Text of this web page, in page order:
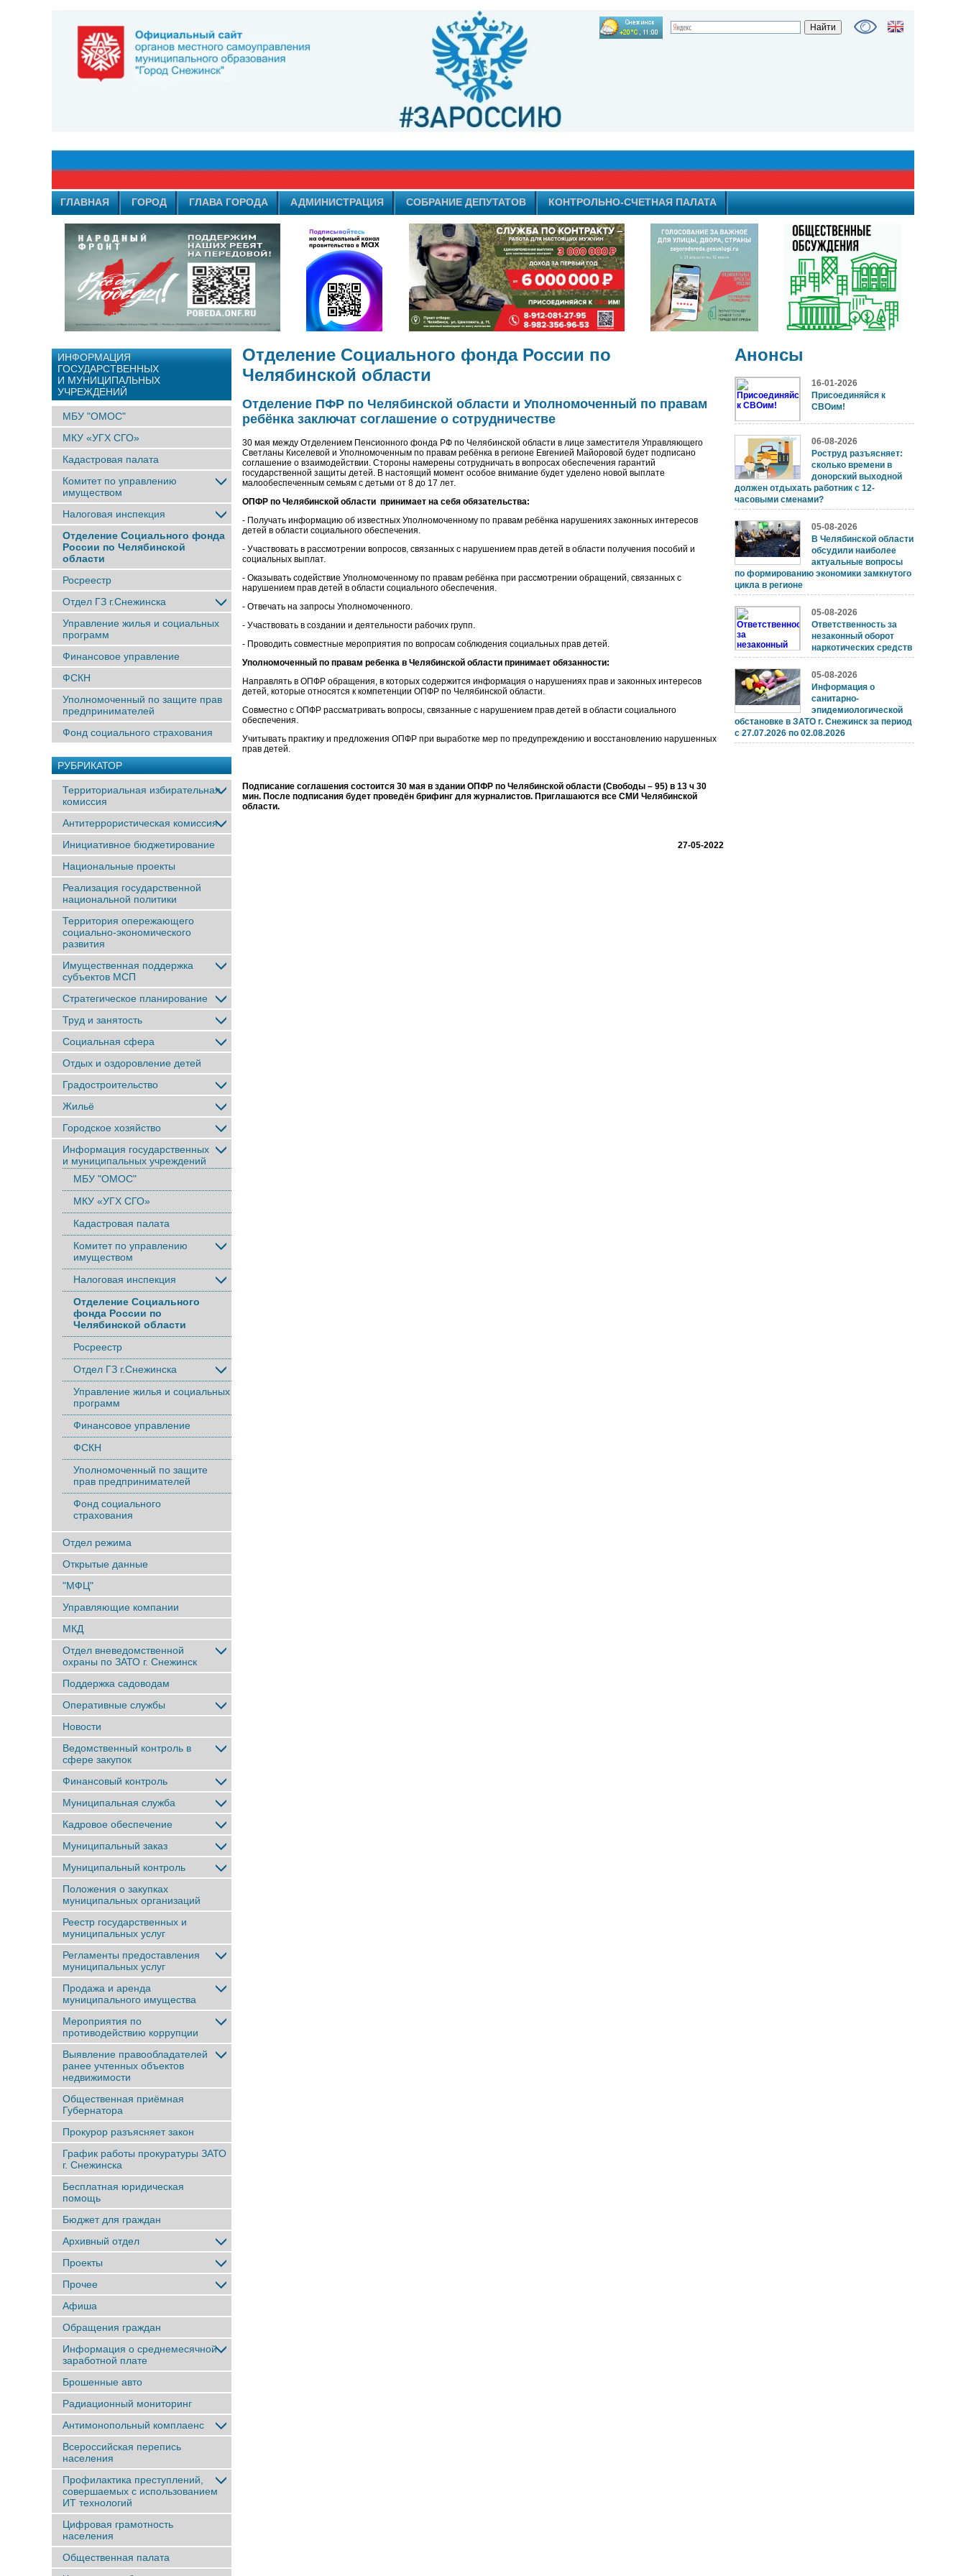
ГЛАВНАЯ ГОРОД ГЛАВА ГОРОДА АДМИНИСТРАЦИЯ СОБРАНИЕ ДЕПУТАТОВ КОНТРОЛЬНО-СЧЕТНАЯ ПАЛАТА
ИНФОРМАЦИЯ
ГОСУДАРСТВЕННЫХ
И МУНИЦИПАЛЬНЫХ
УЧРЕЖДЕНИЙ
МБУ "ОМОС"
МКУ «УГХ СГО»
Кадастровая палата
Комитет по управлению
имуществом
Налоговая инспекция
Отделение Социального фонда
России по Челябинской
области
Росреестр
Отдел ГЗ г.Снежинска
Управление жилья и социальных
программ
Финансовое управление
ФСКН
Уполномоченный по защите прав
предпринимателей
Фонд социального страхования
РУБРИКАТОР
Территориальная избирательная
комиссия
Антитеррористическая комиссия
Инициативное бюджетирование
Национальные проекты
Реализация государственной
национальной политики
Территория опережающего
социально-экономического
развития
Имущественная поддержка
субъектов МСП
Стратегическое планирование
Труд и занятость
Социальная сфера
Отдых и оздоровление детей
Градостроительство
Жильё
Городское хозяйство
Информация государственных
и муниципальных учреждений
МБУ "ОМОС"
МКУ «УГХ СГО»
Кадастровая палата
Комитет по управлению
имуществом
Налоговая инспекция
Отделение Социального
фонда России по
Челябинской области
Росреестр
Отдел ГЗ г.Снежинска
Управление жилья и социальных
программ
Финансовое управление
ФСКН
Уполномоченный по защите
прав предпринимателей
Фонд социального
страхования
Отдел режима
Открытые данные
"МФЦ"
Управляющие компании
МКД
Отдел вневедомственной
охраны по ЗАТО г. Снежинск
Поддержка садоводам
Оперативные службы
Новости
Ведомственный контроль в
сфере закупок
Финансовый контроль
Муниципальная служба
Кадровое обеспечение
Муниципальный заказ
Муниципальный контроль
Положения о закупках
муниципальных организаций
Реестр государственных и
муниципальных услуг
Регламенты предоставления
муниципальных услуг
Продажа и аренда
муниципального имущества
Мероприятия по
противодействию коррупции
Выявление правообладателей
ранее учтенныx объектов
недвижимости
Общественная приёмная
Губернатора
Прокурор разъясняет закон
График работы прокуратуры ЗАТО
г. Снежинска
Бесплатная юридическая
помощь
Бюджет для граждан
Архивный отдел
Проекты
Прочее
Афиша
Обращения граждан
Информация о среднемесячной
заработной плате
Брошенные авто
Радиационный мониторинг
Антимонопольный комплаенс
Всероссийская перепись
населения
Профилактика преступлений,
совершаемых с использованием
ИТ технологий
Цифровая грамотность
населения
Общественная палата
Отделение Социального фонда России по
Челябинской области
Отделение ПФР по Челябинской области и Уполномоченный по правам
ребёнка заключат соглашение о сотрудничестве
30 мая между Отделением Пенсионного фонда РФ по Челябинской области в лице заместителя Управляющего
Светланы Киселевой и Уполномоченным по правам ребёнка в регионе Евгенией Майоровой будет подписано
соглашение о взаимодействии. Стороны намерены сотрудничать в вопросах обеспечения гарантий
государственной защиты детей. В настоящий момент особое внимание будет уделено новой выплате
малообеспеченным семьям с детьми от 8 до 17 лет.
ОПФР по Челябинской области принимает на себя обязательства:
- Получать информацию об известных Уполномоченному по правам ребёнка нарушениях законных интересов
детей в области социального обеспечения.
- Участвовать в рассмотрении вопросов, связанных с нарушением прав детей в области получения пособий и
социальных выплат.
- Оказывать содействие Уполномоченному по правам ребёнка при рассмотрении обращений, связанных с
нарушением прав детей в области социального обеспечения.
- Отвечать на запросы Уполномоченного.
- Участвовать в создании и деятельности рабочих групп.
- Проводить совместные мероприятия по вопросам соблюдения социальных прав детей.
Уполномоченный по правам ребенка в Челябинской области принимает обязанности:
Направлять в ОПФР обращения, в которых содержится информация о нарушениях прав и законных интересов
детей, которые относятся к компетенции ОПФР по Челябинской области.
Совместно с ОПФР рассматривать вопросы, связанные с нарушением прав детей в области социального
обеспечения.
Учитывать практику и предложения ОПФР при выработке мер по предупреждению и восстановлению нарушенных
прав детей.
Подписание соглашения состоится 30 мая в здании ОПФР по Челябинской области (Свободы – 95) в 13 ч 30
мин. После подписания будет проведён брифинг для журналистов. Приглашаются все СМИ Челябинской
области.
27-05-2022
Анонсы
16-01-2026
Присоединяйся к
СВОим!
06-08-2026
Роструд разъясняет:
сколько времени в
донорский выходной
должен отдыхать работник с 12-
часовыми сменами?
05-08-2026
В Челябинской области
обсудили наиболее
актуальные вопросы
по формированию экономики замкнутого
цикла в регионе
05-08-2026
Ответственность за
незаконный оборот
наркотических средств
05-08-2026
Информация о
санитарно-
эпидемиологической
обстановке в ЗАТО г. Снежинск за период
с 27.07.2026 по 02.08.2026